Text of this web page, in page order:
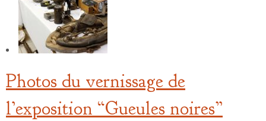
Photos du vernissage de
l’exposition “Gueules noires”